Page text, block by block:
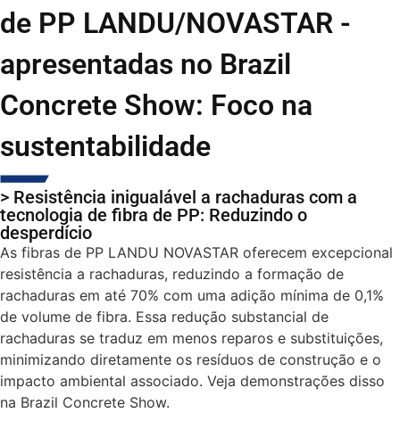
de PP LANDU/NOVASTAR -
apresentadas no Brazil
Concrete Show: Foco na
sustentabilidade
> Resistência inigualável a rachaduras com a
tecnologia de fibra de PP: Reduzindo o
desperdício
As fibras de PP LANDU NOVASTAR oferecem excepcional
resistência a rachaduras, reduzindo a formação de
rachaduras em até 70% com uma adição mínima de 0,1%
de volume de fibra. Essa redução substancial de
rachaduras se traduz em menos reparos e substituições,
minimizando diretamente os resíduos de construção e o
impacto ambiental associado. Veja demonstrações disso
na Brazil Concrete Show.